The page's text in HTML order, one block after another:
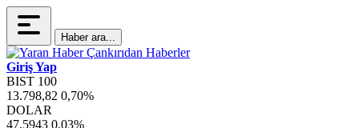
Haber ara...
Giriş Yap
BIST 100
13.798,82 0,70%
DOLAR
47,5943 0,03%